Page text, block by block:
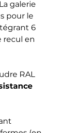
galerie
pour le
6
recul en
RAL